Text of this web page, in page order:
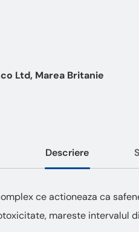
Ltd, Marea Britanie
Descriere
ce actioneaza ca
mareste intervalul